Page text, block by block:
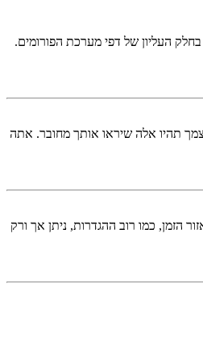
העליון של דפי מערכת הפורומים.
תהיו אלה שיראו אותך מחובר. אתה
הזמן, כמו רוב ההגדרות, ניתן אך ורק